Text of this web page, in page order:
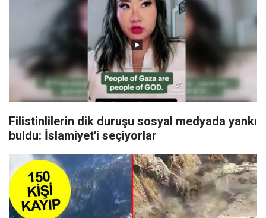
Filistinlilerin dik duruşu sosyal medyada yankı
buldu: İslamiyet'i seçiyorlar